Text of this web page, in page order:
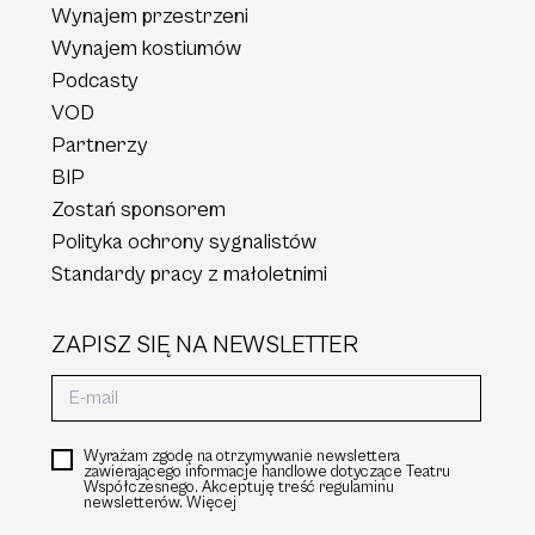
Wynajem przestrzeni
Wynajem kostiumów
Podcasty
VOD
Partnerzy
BIP
Zostań sponsorem
Polityka ochrony sygnalistów
Standardy pracy z małoletnimi
ZAPISZ SIĘ NA NEWSLETTER
Wyrażam zgodę na otrzymywanie newslettera
zawierającego informacje handlowe dotyczące Teatru
Współczesnego. Akceptuję treść regulaminu
newsletterów. Więcej